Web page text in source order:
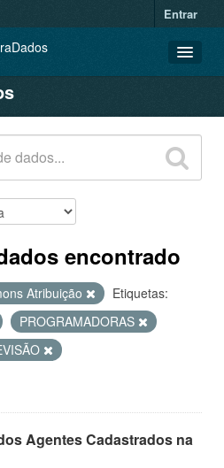
Entrar
encontrado
Atribuição
Etiquetas:
PROGRAMADORAS
Agentes Cadastrados na